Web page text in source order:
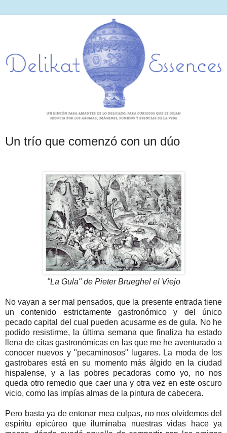
Un trío que comenzó con un dúo
"La Gula" de Pieter Brueghel el Viejo
No vayan a ser mal pensados, que la presente entrada tiene
un contenido estrictamente gastronómico y del único
pecado capital del cual pueden acusarme es de gula. No he
podido resistirme, la última semana que finaliza ha estado
llena de citas gastronómicas en las que me he aventurado a
conocer nuevos y "pecaminosos" lugares. La moda de los
gastrobares está en su momento más álgido en la ciudad
hispalense, y a las pobres pecadoras como yo, no nos
queda otro remedio que caer una y otra vez en este oscuro
vicio, como las impías almas de la pintura de cabecera.
Pero basta ya de entonar mea culpas, no nos olvidemos del
espíritu epicúreo que iluminaba nuestras vidas hace ya